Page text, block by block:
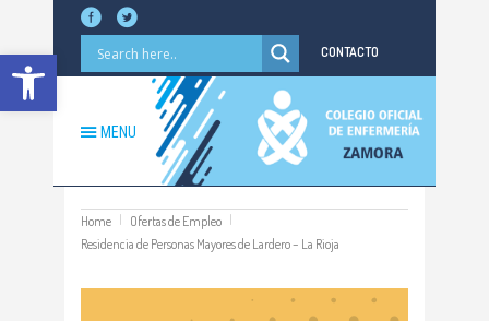
Abrir barra de herramientas CONTACTO
MENU
Home
Ofertas de Empleo
Residencia de Personas Mayores de Lardero – La Rioja